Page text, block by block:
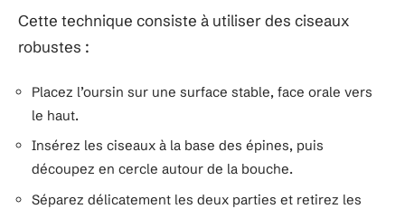
Cette technique consiste à utiliser des ciseaux
robustes :
Placez l’oursin sur une surface stable, face orale vers
le haut.
Insérez les ciseaux à la base des épines, puis
découpez en cercle autour de la bouche.
Séparez délicatement les deux parties et retirez les